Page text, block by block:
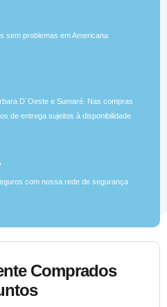
sem problemas em Americana
D´Oeste e Sumaré. Nas compras
de entrega sujeitos à disponibilidade
com nossa rede de segurança
Comprados